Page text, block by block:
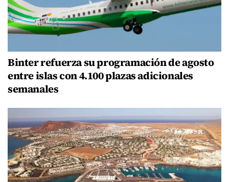
Binter refuerza su programación de agosto
entre islas con 4.100 plazas adicionales
semanales